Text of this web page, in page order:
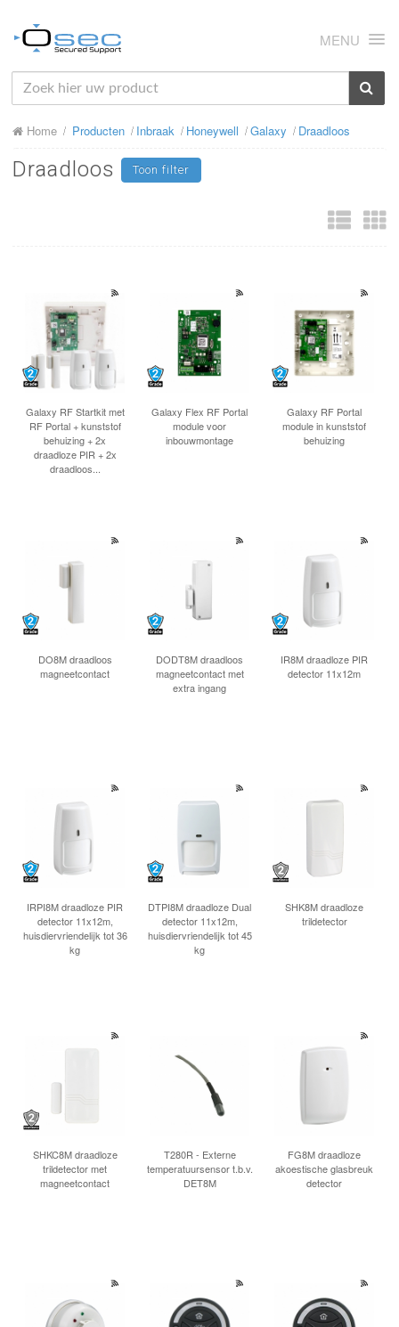
MENU
HOME
OVER ONS
NIEUWS
MIJN OSEC
CONTACT
Home Producten Inbraak Honeywell Galaxy Draadloos
Draadloos Toon filter
Galaxy RF Startkit met
RF Portal + kunststof
behuizing + 2x
draadloze PIR + 2x
draadloos...
Galaxy Flex RF Portal
module voor
inbouwmontage
Galaxy RF Portal
module in kunststof
behuizing
DO8M draadloos
magneetcontact
DODT8M draadloos
magneetcontact met
extra ingang
IR8M draadloze PIR
detector 11x12m
IRPI8M draadloze PIR
detector 11x12m,
huisdiervriendelijk tot 36
kg
DTPI8M draadloze Dual
detector 11x12m,
huisdiervriendelijk tot 45
kg
SHK8M draadloze
trildetector
SHKC8M draadloze
trildetector met
magneetcontact
T280R - Externe
temperatuursensor t.b.v.
DET8M
FG8M draadloze
akoestische glasbreuk
detector